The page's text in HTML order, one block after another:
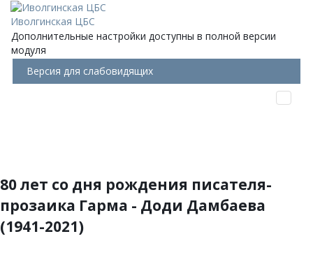
Иволгинская ЦБС
Дополнительные настройки доступны в полной версии
модуля
Версия для слабовидящих
80 лет со дня рождения писателя-
прозаика Гарма - Доди Дамбаева
(1941-2021)